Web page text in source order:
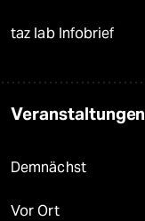
taz lab Infobrief
Veranstaltungen
Demnächst
Vor Ort